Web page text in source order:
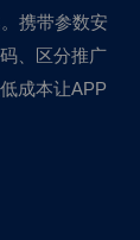
携带参数安
、区分推广
成本让APP